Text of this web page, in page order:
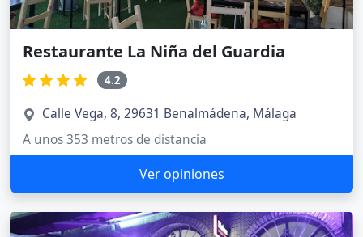
Restaurante La Niña del Guardia
4.2
Calle Vega, 8, 29631 Benalmádena, Málaga
A unos 353 metros de distancia
Ver opiniones